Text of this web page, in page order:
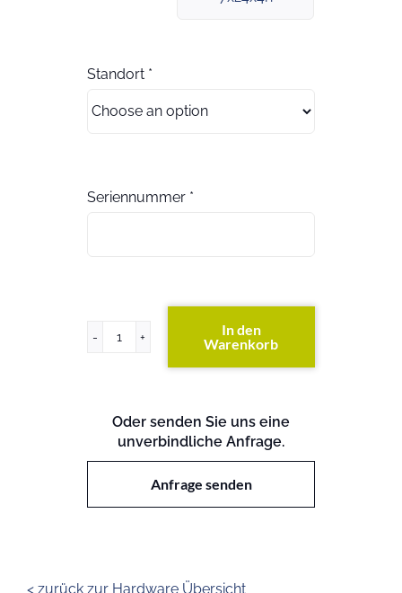
Standort *
Seriennummer *
DS4486
Festplatten)
Menge
In den
Warenkorb
Oder senden Sie uns eine
unverbindliche Anfrage.
Anfrage senden
< zurück zur Hardware Übersicht